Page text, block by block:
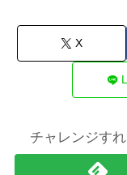
X
チャレンジす